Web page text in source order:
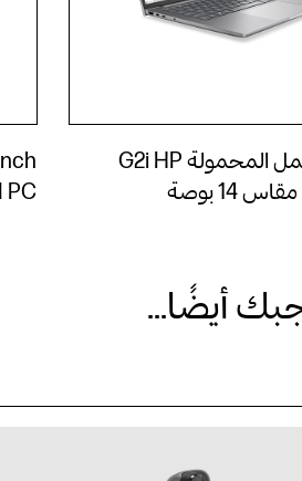
PC
محطة العمل المحمولة G2i HP
أيضًا...